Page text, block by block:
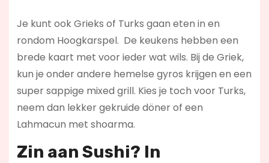
Je kunt ook Grieks of Turks gaan eten in en
rondom Hoogkarspel. De keukens hebben een
brede kaart met voor ieder wat wils. Bij de Griek,
kun je onder andere hemelse gyros krijgen en een
super sappige mixed grill. Kies je toch voor Turks,
neem dan lekker gekruide döner of een
Lahmacun met shoarma.
Zin aan Sushi? In